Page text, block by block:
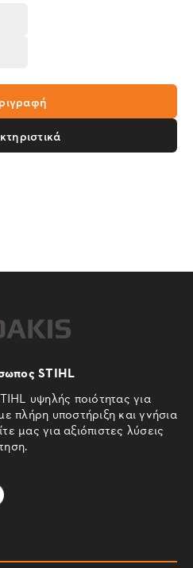
STIHL
υψηλής ποιότητας για
πλήρη υποστήριξη και γνήσια
μας για αξιόπιστες λύσεις